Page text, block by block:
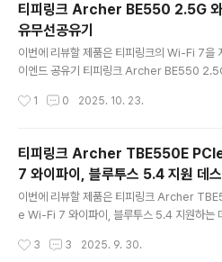
을 위한 찰떡궁합인 차세대 Wi-Fi 7 시대를 여
의 Archer BE550 유무선 공유기와 그 성능
어내 줄 파트너, Archer TBE550E 무선 랜
이 조합을 추천하는지 리뷰를 통해 살펴보겠습
Archer ..
티피링크 Archer BE550 2.5G
유무선공유기
이번에 리뷰할 제품은 티피링크의 Wi-Fi 7을
이엔드 공유기 티피링크 Archer BE550
는 고급 게임기, NAS, 공기청정기 같은 심플한
6 공유기에서는 경험하지 못한 최신 기능을 탑
징인데요. 아직 Wi-Fi 7을 지원하는 기기가 많
-Fi 7 시대라고 체감이 되지 않지만 티피링크
550 리뷰를 통해 Wi-Fi 7 무선 인터넷 세계
보 패키지에는 ..
1 0 2025. 10. 23.
티피링크 Archer TBE550E
7 와이파이, 블루투스 5.4 지원 데
선 랜카드
이번에 리뷰할 제품은 티피링크 Archer
e Wi-Fi 7 와이파이, 블루투스 5.4 지원하는
드가 내장되어 있거나 또는 없거나 내장이 되어
3 3 2025. 9. 30.